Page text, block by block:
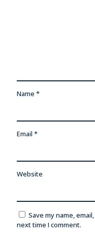
Name *
Email *
Website
Save my name,
next time I comment.